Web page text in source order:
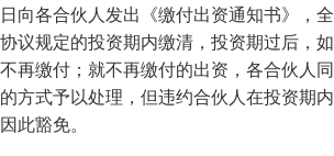
日向各合伙人发出《缴付出资通知书》，
协议规定的投资期内缴清，投资期过后，
不再缴付；就不再缴付的出资，各合伙人
的方式予以处理，但违约合伙人在投资期
因此豁免。